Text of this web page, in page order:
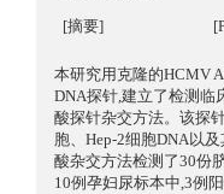
[摘要]
本研究用克隆的HCMV
DNA探针,建立了检测临
酸探针杂交方法。该探
胞、Hep-2细胞DNA以
酸杂交方法检测了30份
10例孕妇尿标本中,3例